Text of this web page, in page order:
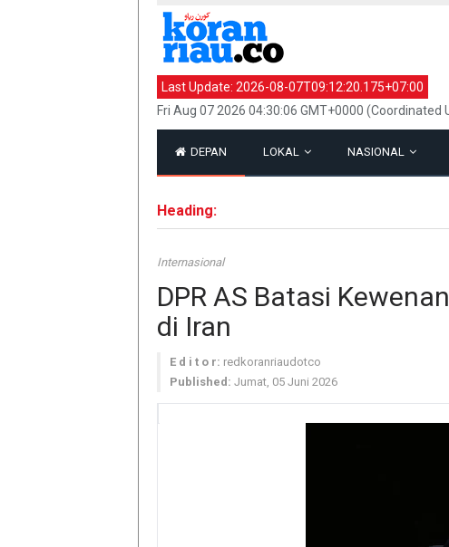
Last Update: 2026-08-07T09:12:20.175+07:00
Fri Aug 07 2026 04:30:06 GMT+0000 (Coordinated
DEPAN LOKAL NASIONAL
Heading:
Internasional
DPR AS Batasi
di Iran
E d i t o r: redkoranriaudotco
Published: Jumat, 05 Juni 2026